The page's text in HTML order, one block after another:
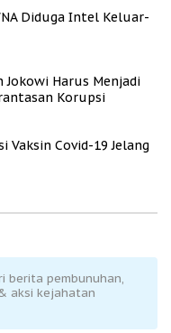
Diduga Intel Keluar-
Jokowi Harus Menjadi
Korupsi
Covid-19 Jelang
berita pembunuhan,
aksi kejahatan